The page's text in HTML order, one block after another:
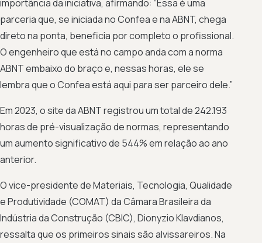
importância da iniciativa, afirmando: “Essa é uma
parceria que, se iniciada no Confea e na ABNT, chega
direto na ponta, beneficia por completo o profissional.
O engenheiro que está no campo anda com a norma
ABNT embaixo do braço e, nessas horas, ele se
lembra que o Confea está aqui para ser parceiro dele.”
Em 2023, o site da ABNT registrou um total de 242.193
horas de pré-visualização de normas, representando
um aumento significativo de 544% em relação ao ano
anterior.
O vice-presidente de Materiais, Tecnologia, Qualidade
e Produtividade (COMAT) da Câmara Brasileira da
Indústria da Construção (CBIC), Dionyzio Klavdianos,
ressalta que os primeiros sinais são alvissareiros. Na